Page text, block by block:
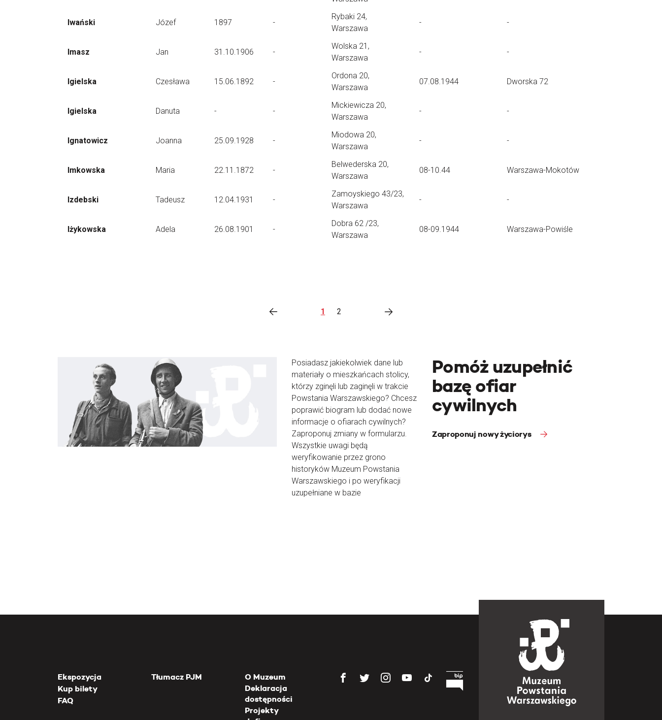
Iwański Józef 1897 -
Rybaki 24,
Warszawa
- -
Imasz Jan 31.10.1906 -
Wolska 21,
Warszawa
- -
Igielska Czesława 15.06.1892 -
Ordona 20,
Warszawa
07.08.1944 Dworska 72
Igielska Danuta - -
Mickiewicza 20,
Warszawa
- -
Ignatowicz Joanna 25.09.1928 -
Miodowa 20,
Warszawa
- -
Imkowska Maria 22.11.1872 -
Belwederska 20,
Warszawa
08-10.44 Warszawa-Mokotów
Izdebski Tadeusz 12.04.1931 -
Zamoyskiego 43/23,
Warszawa
- -
Iżykowska Adela 26.08.1901 -
Dobra 62 /23,
Warszawa
08-09.1944 Warszawa-Powiśle
1 2
Posiadasz jakiekolwiek dane lub
materiały o mieszkańcach stolicy,
którzy zginęli lub zaginęli w trakcie
Powstania Warszawskiego? Chcesz
poprawić biogram lub dodać nowe
informacje o ofiarach cywilnych?
Zaproponuj zmiany w formularzu.
Wszystkie uwagi będą
weryfikowanie przez grono
historyków Muzeum Powstania
Warszawskiego i po weryfikacji
uzupełniane w bazie
Pomóż uzupełnić
bazę ofiar
cywilnych
Zaproponuj nowy życiorys
Ekspozycja
Kup bilety
FAQ
Tłumacz PJM
O Muzeum
Deklaracja
dostępności
Projekty